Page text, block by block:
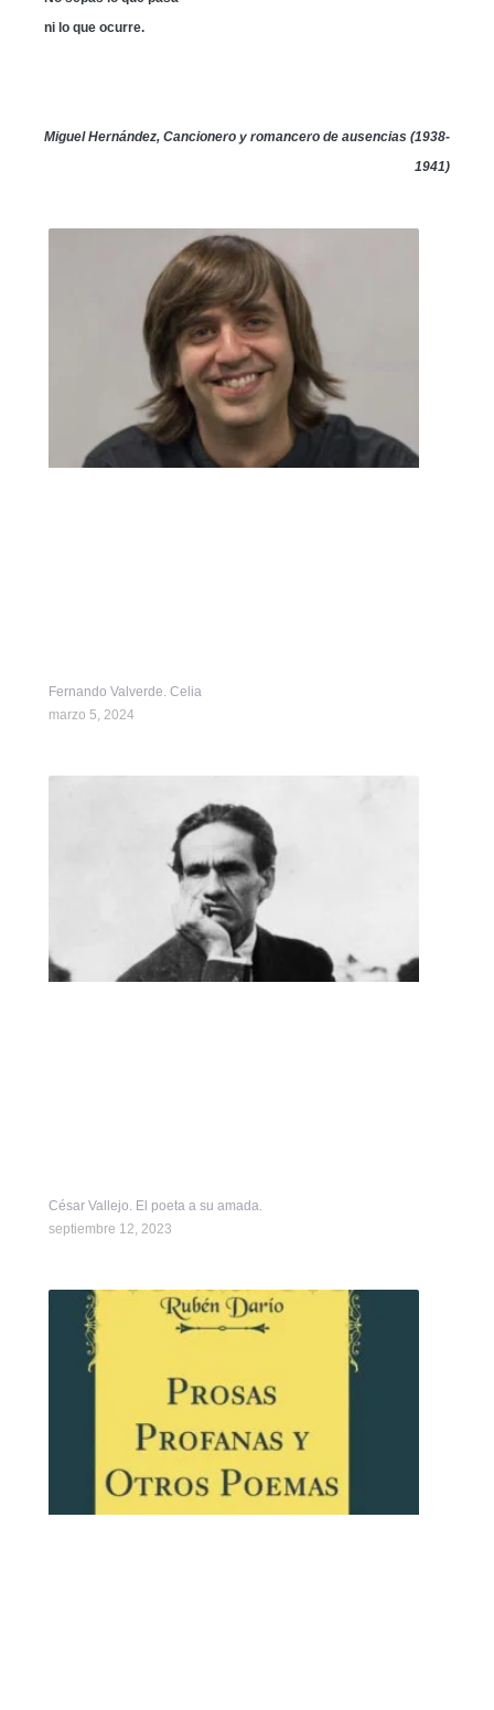
ni lo que ocurre.
Miguel Hernández, Cancionero y romancero de ausencias (1938-
1941)
Fernando Valverde. Celia
marzo 5, 2024
César Vallejo. El poeta a su amada.
septiembre 12, 2023